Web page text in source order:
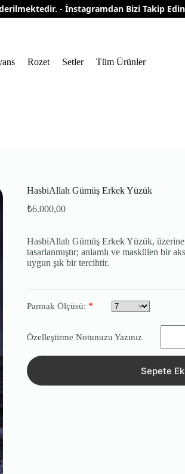
- İnstagramdan Bizi Takip Edin!
Rozet Setler Tüm Ürünler
HasbiAllah Gümüş Erkek Yüzük
₺6.000,00
HasbiAllah Gümüş Erkek Yüzük, üzerine
tasarlanmıştır; anlamlı ve maskülen bir
uygun şık bir tercihtir.
Parmak Ölçüsü: *
Özelleştirme Notunuzu Yazınız
Sepete